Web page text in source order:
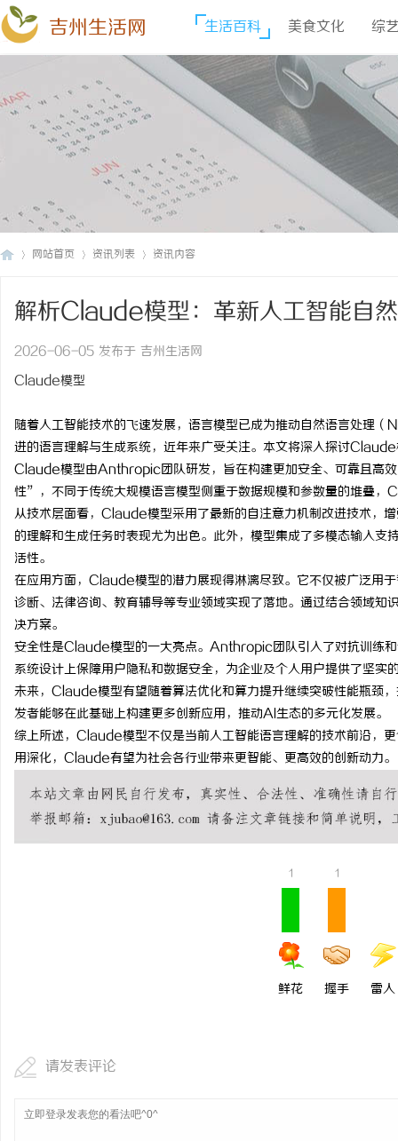
吉州生活网 生活百科 美食文化 综
网站首页 资讯列表 资讯内容
解析Claude模型：革新人工智能自
2026-06-05 发布于 吉州生活网
Claude模型
随着人工智能技术的飞速发展，语言模型已成为推动自然语言处理
进的语言理解与生成系统，近年来广受关注。本文将深入探讨
Claude模型由Anthropic团队研发，旨在构建更加安全、可靠且高
性”，不同于传统大规模语言模型侧重于数据规模和参数量的堆叠
从技术层面看，Claude模型采用了最新的自注意力机制改进技术，
的理解和生成任务时表现尤为出色。此外，模型集成了多模态输入
活性。
在应用方面，Claude模型的潜力展现得淋漓尽致。它不仅被广泛用
诊断、法律咨询、教育辅导等专业领域实现了落地。通过结合领域
决方案。
安全性是Claude模型的一大亮点。Anthropic团队引入了对抗训练
系统设计上保障用户隐私和数据安全，为企业及个人用户提供了坚实
未来，Claude模型有望随着算法优化和算力提升继续突破性能瓶颈
发者能够在此基础上构建更多创新应用，推动AI生态的多元化发展。
综上所述，Claude模型不仅是当前人工智能语言理解的技术前沿，
用深化，Claude有望为社会各行业带来更智能、更高效的创新动力。
1
鲜花
1
握手 雷人
请发表评论
揭秘！专业充电桩项目